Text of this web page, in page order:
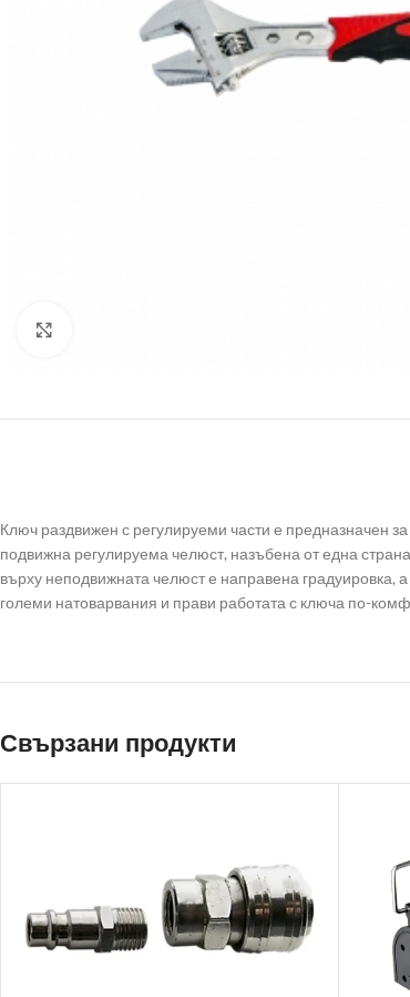
Ключ раздвижен с регулируеми части е предназначен
подвижна регулируема челюст, назъбена от една
върху неподвижната челюст е направена градуировка,
големи натоварвания и прави работата с ключа по-
Свързани продукти